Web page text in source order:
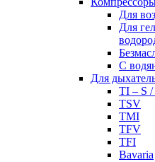
Для
Для
С
Для
TI – S
TSV
TMI
TFV
TFI
Bavaria